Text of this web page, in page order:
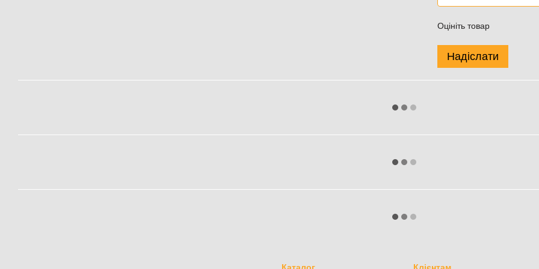
Оцініть товар
Надіслати